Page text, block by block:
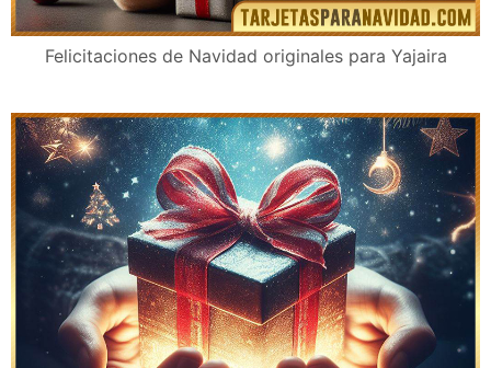
Felicitaciones de Navidad originales para Yajaira